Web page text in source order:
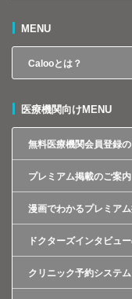
MENU
Calooとは？
医療機関向けMENU
無料医療機関会員登録
プレミアム掲載のご案内
漫画でわかるプレミア
ドクターズインタビュ
クリニック予約システ